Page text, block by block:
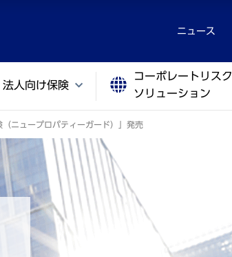
ニュース
法人向け保険
コーポレートリスク
ソリューション
ニュープロパティーガード）」発売